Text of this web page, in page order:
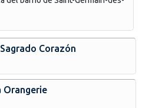
Corazón
Orangerie